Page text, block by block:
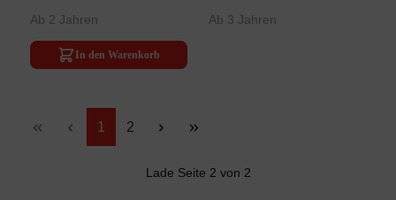
Ab 2 Jahren
In den Warenkorb
Ab 3 Jahren
Seite
1 Seite
2
Lade Seite 2 von 2